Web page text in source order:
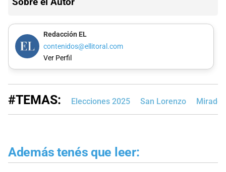
Redacción EL
contenidos@ellitoral.com
Ver Perfil
#TEMAS: Elecciones 2025 San Lorenzo
Además tenés que leer: